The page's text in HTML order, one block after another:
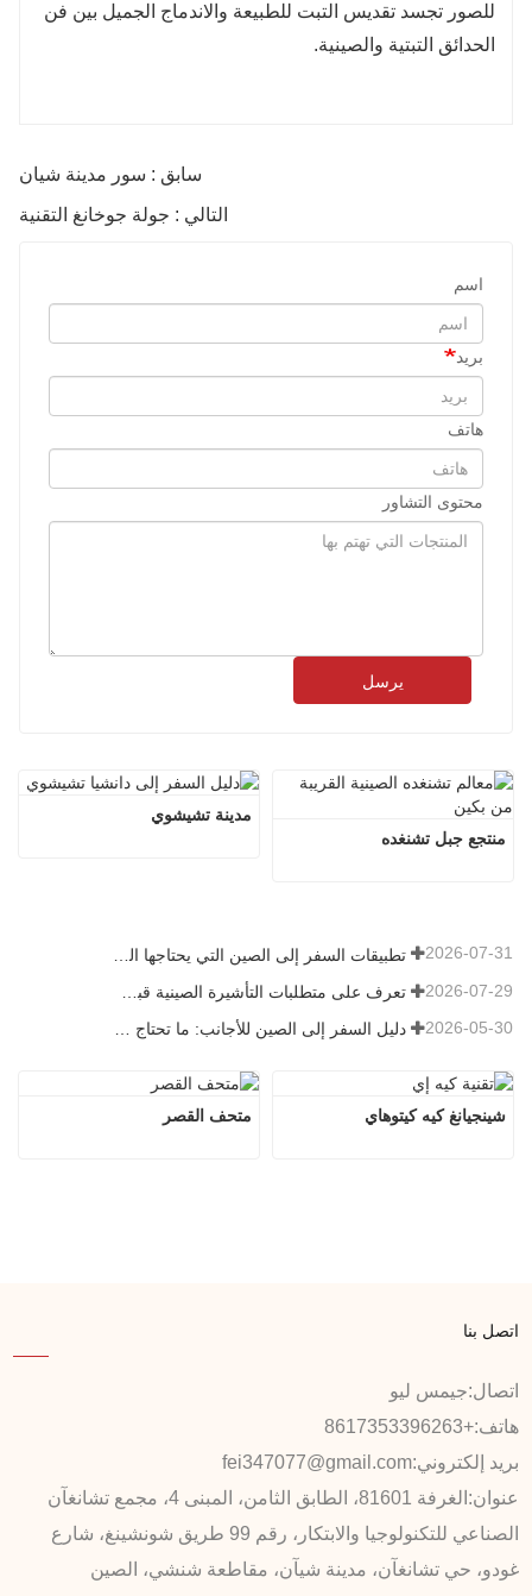
للصور تجسد تقديس التبت للطبيعة والاندماج الجميل بين فن
الحدائق التبتية والصينية.
سابق : سور مدينة شيان
التالي : جولة جوخانغ التقنية
اسم
بريد
هاتف
محتوى التشاور
يرسل
مدينة تشيشوي
منتجع جبل تشنغده
2026-07-31
2026-07-29
دليل السفر إلى الصين للأجانب: ما تحتاج معرفته قبل الزيارة 2026-05-30
متحف القصر شينجيانغ كيه كيتوهاي
اتصل بنا
اتصال:جيمس ليو
هاتف:+8617353396263
بريد إلكتروني:fei347077@gmail.com
عنوان:
الغرفة 81601، الطابق الثامن، المبنى 4، مجمع تشانغآن
الصناعي للتكنولوجيا والابتكار، رقم 99 طريق شونشينغ، شارع
غودو، حي تشانغآن، مدينة شيآن، مقاطعة شنشي، الصين